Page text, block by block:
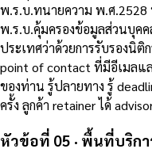
พ.ร.บ.ทนายความ พ.ศ.2528
พ.ร.บ.คุ้มครองข้อมูลส่วนบุคค
ประเทศว่าด้วยการรับรองนิติ
point of contact ที่มีอีเมลแ
ของท่าน รู้ปลายทาง รู้
ครั้ง ลูกค้า retainer ได้
หัวข้อที่ 05 · พื้นที่บริกา